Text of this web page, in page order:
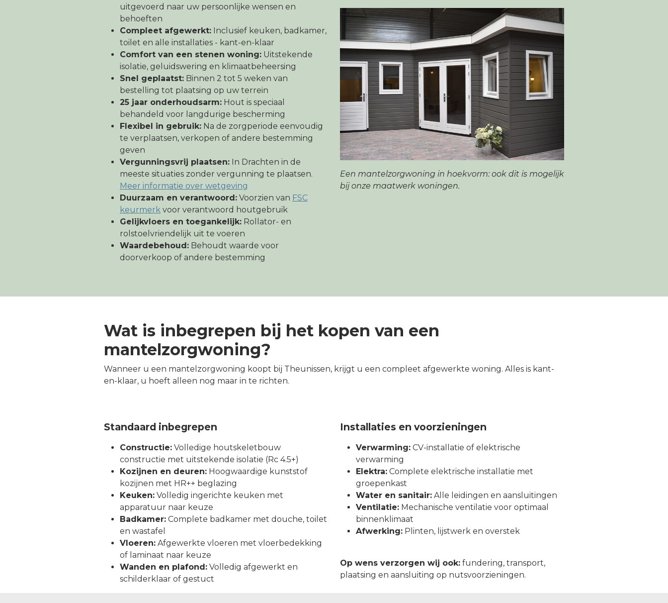
uitgevoerd naar uw persoonlijke wensen en
behoeften
Compleet afgewerkt: Inclusief keuken, badkamer,
toilet en alle installaties - kant-en-klaar
Comfort van een stenen woning: Uitstekende
isolatie, geluidswering en klimaatbeheersing
Snel geplaatst: Binnen 2 tot 5 weken van
bestelling tot plaatsing op uw terrein
25 jaar onderhoudsarm: Hout is speciaal
behandeld voor langdurige bescherming
Flexibel in gebruik: Na de zorgperiode eenvoudig
te verplaatsen, verkopen of andere bestemming
geven
Vergunningsvrij plaatsen: In Drachten in de
meeste situaties zonder vergunning te plaatsen.
Meer informatie over wetgeving
Duurzaam en verantwoord: Voorzien van FSC
keurmerk voor verantwoord houtgebruik
Gelijkvloers en toegankelijk: Rollator- en
rolstoelvriendelijk uit te voeren
Waardebehoud: Behoudt waarde voor
doorverkoop of andere bestemming
Een mantelzorgwoning in hoekvorm: ook dit is mogelijk
bij onze maatwerk woningen.
Wat is inbegrepen bij het kopen van een
mantelzorgwoning?
Wanneer u een mantelzorgwoning koopt bij Theunissen, krijgt u een compleet afgewerkte woning. Alles is kant-
en-klaar, u hoeft alleen nog maar in te richten.
Standaard inbegrepen
Constructie: Volledige houtskeletbouw
constructie met uitstekende isolatie (Rc 4.5+)
Kozijnen en deuren: Hoogwaardige kunststof
kozijnen met HR++ beglazing
Keuken: Volledig ingerichte keuken met
apparatuur naar keuze
Badkamer: Complete badkamer met douche, toilet
en wastafel
Vloeren: Afgewerkte vloeren met vloerbedekking
of laminaat naar keuze
Wanden en plafond: Volledig afgewerkt en
schilderklaar of gestuct
Installaties en voorzieningen
Verwarming: CV-installatie of elektrische
verwarming
Elektra: Complete elektrische installatie met
groepenkast
Water en sanitair: Alle leidingen en aansluitingen
Ventilatie: Mechanische ventilatie voor optimaal
binnenklimaat
Afwerking: Plinten, lijstwerk en overstek
Op wens verzorgen wij ook: fundering, transport,
plaatsing en aansluiting op nutsvoorzieningen.